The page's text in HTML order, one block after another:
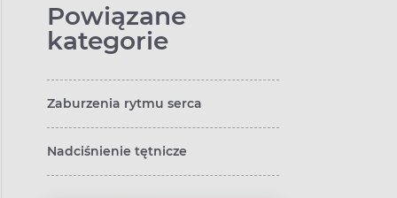
Powiązane
kategorie
Zaburzenia rytmu serca
Nadciśnienie tętnicze